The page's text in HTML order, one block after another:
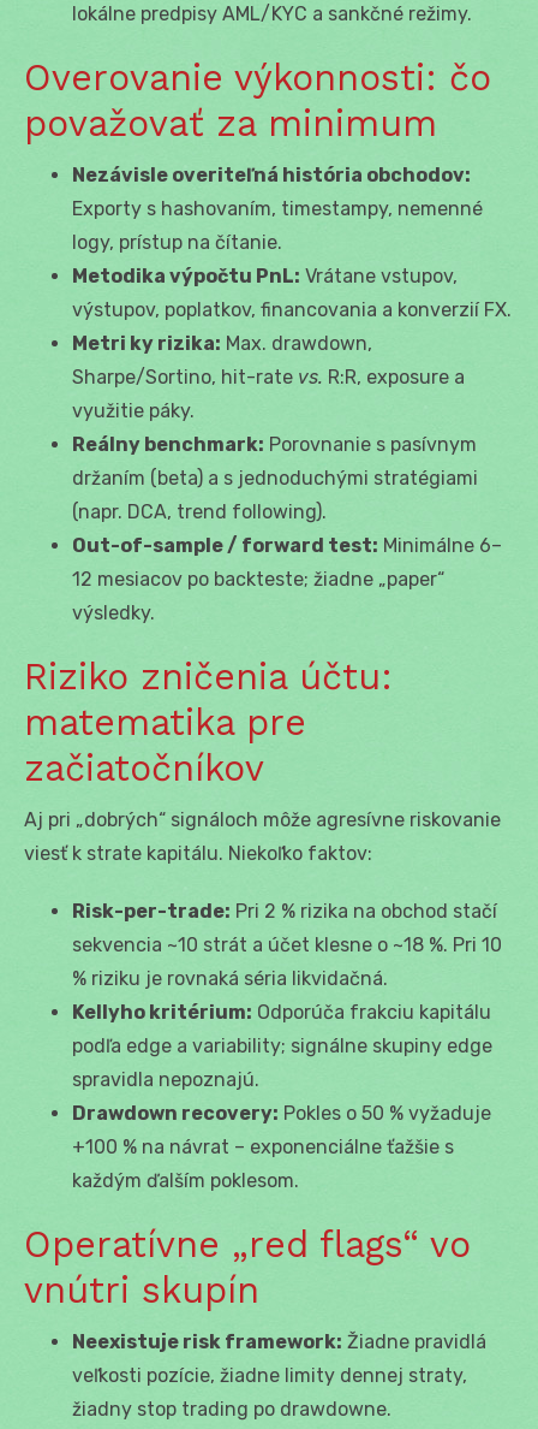
lokálne predpisy AML/KYC a sankčné režimy.
Overovanie výkonnosti: čo
považovať za minimum
Nezávisle overiteľná história obchodov:
Exporty s hashovaním, timestampy, nemenné
logy, prístup na čítanie.
Metodika výpočtu PnL: Vrátane vstupov,
výstupov, poplatkov, financovania a konverzií FX.
Metri ky rizika: Max. drawdown,
Sharpe/Sortino, hit-rate vs. R:R, exposure a
využitie páky.
Reálny benchmark: Porovnanie s pasívnym
držaním (beta) a s jednoduchými stratégiami
(napr. DCA, trend following).
Out-of-sample / forward test: Minimálne 6–
12 mesiacov po backteste; žiadne „paper“
výsledky.
Riziko zničenia účtu:
matematika pre
začiatočníkov
Aj pri „dobrých“ signáloch môže agresívne riskovanie
viesť k strate kapitálu. Niekoľko faktov:
Risk-per-trade: Pri 2 % rizika na obchod stačí
sekvencia ~10 strát a účet klesne o ~18 %. Pri 10
% riziku je rovnaká séria likvidačná.
Kellyho kritérium: Odporúča frakciu kapitálu
podľa edge a variability; signálne skupiny edge
spravidla nepoznajú.
Drawdown recovery: Pokles o 50 % vyžaduje
+100 % na návrat – exponenciálne ťažšie s
každým ďalším poklesom.
Operatívne „red flags“ vo
vnútri skupín
Neexistuje risk framework: Žiadne pravidlá
veľkosti pozície, žiadne limity dennej straty,
žiadny stop trading po drawdowne.